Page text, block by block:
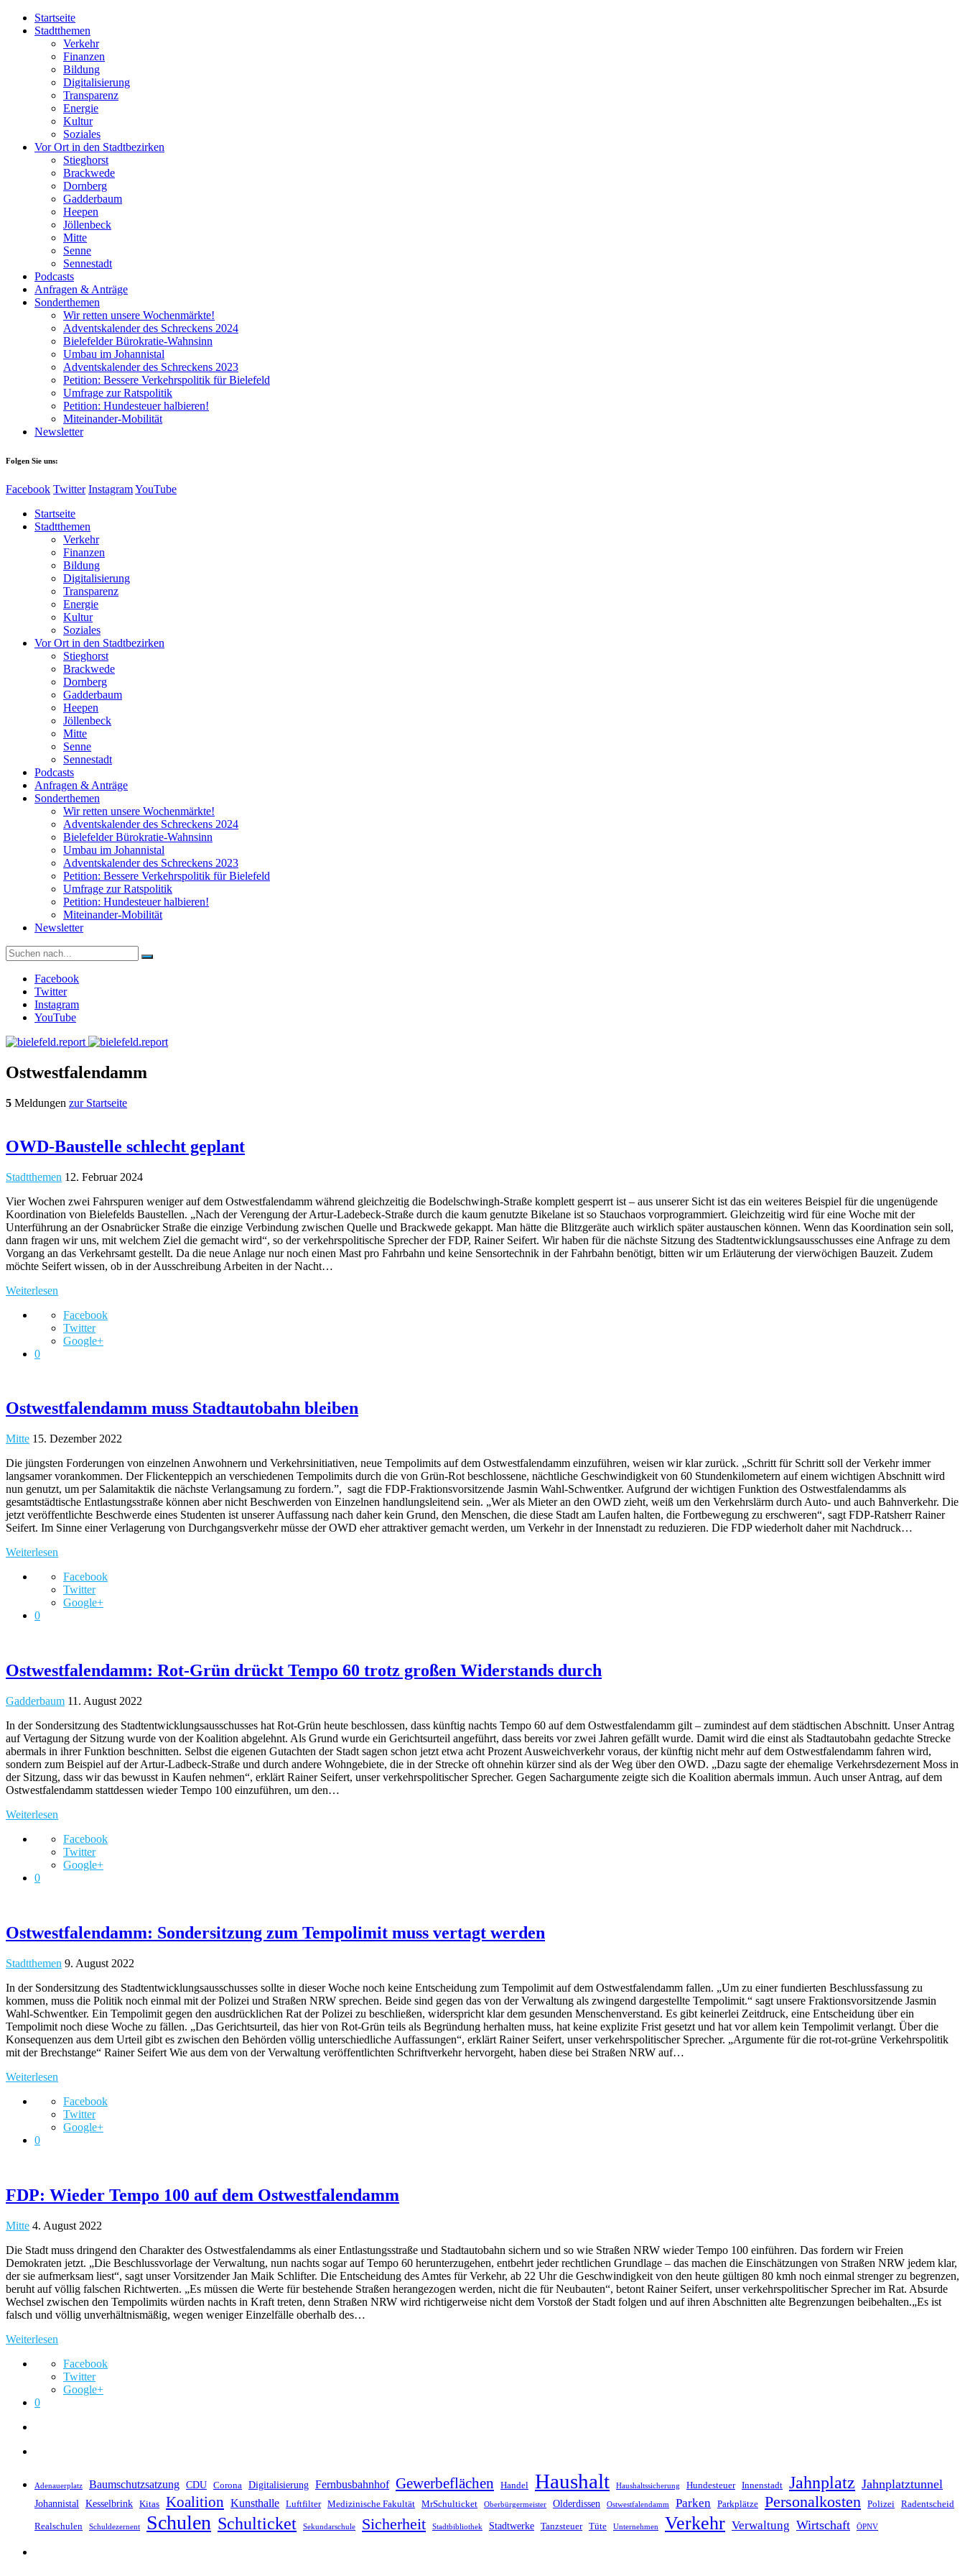
Startseite
Stadtthemen
Verkehr
Finanzen
Bildung
Digitalisierung
Transparenz
Energie
Kultur
Soziales
Vor Ort in den Stadtbezirken
Stieghorst
Brackwede
Dornberg
Gadderbaum
Heepen
Jöllenbeck
Mitte
Senne
Sennestadt
Podcasts
Anfragen & Anträge
Sonderthemen
Wir retten unsere Wochenmärkte!
Adventskalender des Schreckens 2024
Bielefelder Bürokratie-Wahnsinn
Umbau im Johannistal
Adventskalender des Schreckens 2023
Petition: Bessere Verkehrspolitik für Bielefeld​​
Umfrage zur Ratspolitik
Petition: Hundesteuer halbieren!
Miteinander-Mobilität
Newsletter
Folgen Sie uns:
Facebook Twitter InstagramYouTube
Startseite
Stadtthemen
Verkehr
Finanzen
Bildung
Digitalisierung
Transparenz
Energie
Kultur
Soziales
Vor Ort in den Stadtbezirken
Stieghorst
Brackwede
Dornberg
Gadderbaum
Heepen
Jöllenbeck
Mitte
Senne
Sennestadt
Podcasts
Anfragen & Anträge
Sonderthemen
Wir retten unsere Wochenmärkte!
Adventskalender des Schreckens 2024
Bielefelder Bürokratie-Wahnsinn
Umbau im Johannistal
Adventskalender des Schreckens 2023
Petition: Bessere Verkehrspolitik für Bielefeld​​
Umfrage zur Ratspolitik
Petition: Hundesteuer halbieren!
Miteinander-Mobilität
Newsletter
Suche
nach:
Facebook
Twitter
Instagram
YouTube
Ostwestfalendamm
5 Meldungen zur Startseite
OWD-Baustelle schlecht geplant
Stadtthemen 12. Februar 2024
Vier Wochen zwei Fahrspuren weniger auf dem Ostwestfalendamm während gleichzeitig die Bodelschwingh-Straße komplett gesperrt ist – aus unserer Sicht ist das ein weiteres Beispiel für die ungenügende
Koordination von Bielefelds Baustellen. „Nach der Verengung der Artur-Ladebeck-Straße durch die kaum genutzte Bikelane ist so Stauchaos vorprogrammiert. Gleichzeitig wird für eine Woche mit der
Unterführung an der Osnabrücker Straße die einzige Verbindung zwischen Quelle und Brackwede gekappt. Man hätte die Blitzgeräte auch wirklich später austauschen können. Wenn das Koordination sein soll,
dann fragen wir uns, mit welchem Ziel die gemacht wird“, so der verkehrspolitische Sprecher der FDP, Rainer Seifert. Wir haben für die nächste Sitzung des Stadtentwicklungsausschusses eine Anfrage zu dem
Vorgang an das Verkehrsamt gestellt. Da die neue Anlage nur noch einen Mast pro Fahrbahn und keine Sensortechnik in der Fahrbahn benötigt, bitten wir um Erläuterung der vierwöchigen Bauzeit. Zudem
möchte Seifert wissen, ob in der Ausschreibung Arbeiten in der Nacht…
Weiterlesen
Facebook
Twitter
Google+
0
Ostwestfalendamm muss Stadtautobahn bleiben
Mitte 15. Dezember 2022
Die jüngsten Forderungen von einzelnen Anwohnern und Verkehrsinitiativen, neue Tempolimits auf dem Ostwestfalendamm einzuführen, weisen wir klar zurück. „Schritt für Schritt soll der Verkehr immer
langsamer vorankommen. Der Flickenteppich an verschiedenen Tempolimits durch die von Grün-Rot beschlossene, nächtliche Geschwindigkeit von 60 Stundenkilometern auf einem wichtigen Abschnitt wird
nun genutzt, um per Salamitaktik die nächste Verlangsamung zu fordern.”, sagt die FDP-Fraktionsvorsitzende Jasmin Wahl-Schwentker. Aufgrund der wichtigen Funktion des Ostwestfalendamms als
gesamtstädtische Entlastungsstraße können aber nicht Beschwerden von Einzelnen handlungsleitend sein. „Wer als Mieter an den OWD zieht, weiß um den Verkehrslärm durch Auto- und auch Bahnverkehr. Die
jetzt veröffentlichte Beschwerde eines Studenten ist unserer Auffassung nach daher kein Grund, den Menschen, die diese Stadt am Laufen halten, die Fortbewegung zu erschweren“, sagt FDP-Ratsherr Rainer
Seifert.​ Im Sinne einer Verlagerung von Durchgangsverkehr müsse der OWD eher attraktiver gemacht werden, um Verkehr in der Innenstadt zu reduzieren. Die FDP wiederholt daher mit Nachdruck…
Weiterlesen
Facebook
Twitter
Google+
0
Ostwestfalendamm: Rot-Grün drückt Tempo 60 trotz großen Widerstands durch
Gadderbaum 11. August 2022
In der Sondersitzung des Stadtentwicklungsausschusses hat Rot-Grün heute beschlossen, dass künftig nachts Tempo 60 auf dem Ostwestfalendamm gilt – zumindest auf dem städtischen Abschnitt. Unser Antrag
auf Vertagung der Sitzung wurde von der Koalition abgelehnt. Als Grund wurde ein Gerichtsurteil angeführt, dass bereits vor zwei Jahren gefällt wurde. Damit wird die einst als Stadtautobahn gedachte Strecke
abermals in ihrer Funktion beschnitten. Selbst die eigenen Gutachten der Stadt sagen schon jetzt etwa acht Prozent Ausweichverkehr voraus, der künftig nicht mehr auf dem Ostwestfalendamm fahren wird,
sondern zum Beispiel auf der Artur-Ladbeck-Straße und durch andere Wohngebiete, die in der Strecke oft ohnehin kürzer sind als der Weg über den OWD. „Dazu sagte der ehemalige Verkehrsdezernent Moss in
der Sitzung, dass wir das bewusst in Kaufen nehmen“, erklärt Rainer Seifert, unser verkehrspolitischer Sprecher. Gegen Sachargumente zeigte sich die Koalition abermals immun. Auch unser Antrag, auf dem
Ostwestfalendamm stattdessen wieder Tempo 100 einzuführen, um den…
Weiterlesen
Facebook
Twitter
Google+
0
Ostwestfalendamm: Sondersitzung zum Tempolimit muss vertagt werden
Stadtthemen 9. August 2022
In der Sondersitzung des Stadtentwicklungsausschusses sollte in dieser Woche noch keine Entscheidung zum Tempolimit auf dem Ostwestfalendamm fallen. „Um zu einer fundierten Beschlussfassung zu
kommen, muss die Politik noch einmal mit der Polizei und Straßen NRW sprechen. Beide sind gegen das von der Verwaltung als zwingend dargestellte Tempolimit.“ sagt unsere Fraktionsvorsitzende Jasmin
Wahl-Schwentker. Ein Tempolimit gegen den ausdrücklichen Rat der Polizei zu beschließen, widerspricht klar dem gesunden Menschenverstand. Es gibt keinerlei Zeitdruck, eine Entscheidung über ein
Tempolimit noch diese Woche zu fällen. „Das Gerichtsurteil, das hier von Rot-Grün teils als Begründung herhalten muss, hat keine explizite Frist gesetzt und hat vor allem kein Tempolimit verlangt. Über die
Konsequenzen aus dem Urteil gibt es zwischen den Behörden völlig unterschiedliche Auffassungen“, erklärt Rainer Seifert, unser verkehrspolitischer Sprecher. „Argumente für die rot-rot-grüne Verkehrspolitik
mit der Brechstange“ Rainer Seifert Wie aus dem von der Verwaltung veröffentlichten Schriftverkehr hervorgeht, haben diese bei Straßen NRW auf…
Weiterlesen
Facebook
Twitter
Google+
0
FDP: Wieder Tempo 100 auf dem Ostwestfalendamm
Mitte 4. August 2022
Die Stadt muss dringend den Charakter des Ostwestfalendamms als einer Entlastungsstraße und Stadtautobahn sichern und so wie Straßen NRW wieder Tempo 100 einführen. Das fordern wir Freien
Demokraten jetzt. „Die Beschlussvorlage der Verwaltung, nun nachts sogar auf Tempo 60 herunterzugehen, entbehrt jeder rechtlichen Grundlage – das machen die Einschätzungen von Straßen NRW jedem klar,
der sie aufmerksam liest“, sagt unser Vorsitzender Jan Maik Schlifter. Die Entscheidung des Amtes für Verkehr, ab 22 Uhr die Geschwindigkeit von den heute gültigen 80 kmh noch einmal strenger zu begrenzen,
beruht auf völlig falschen Richtwerten. „Es müssen die Werte für bestehende Straßen herangezogen werden, nicht die für Neubauten“, betont Rainer Seifert, unser verkehrspolitischer Sprecher im Rat. Absurde
Wechsel zwischen den Tempolimits würden nachts in Kraft treten, denn Straßen NRW wird richtigerweise nicht dem Vorstoß der Stadt folgen und auf ihren Abschnitten alte Begrenzungen beibehalten.„Es ist
falsch und völlig unverhältnismäßig, wegen weniger Einzelfälle oberhalb des…
Weiterlesen
Facebook
Twitter
Google+
0
Adenauerplatz Baumschutzsatzung CDU Corona Digitalisierung Fernbusbahnhof Gewerbeflächen Handel Haushalt Haushaltssicherung Hundesteuer Innenstadt Jahnplatz Jahnplatztunnel
Johannistal Kesselbrink Kitas Koalition Kunsthalle Luftfilter Medizinische Fakultät MrSchulticket Oberbürgermeister Olderdissen Ostwestfalendamm Parken Parkplätze Personalkosten Polizei Radentscheid
Realschulen Schuldezernent Schulen Schulticket Sekundarschule Sicherheit Stadtbibliothek Stadtwerke Tanzsteuer Tüte Unternehmen Verkehr Verwaltung Wirtschaft ÖPNV